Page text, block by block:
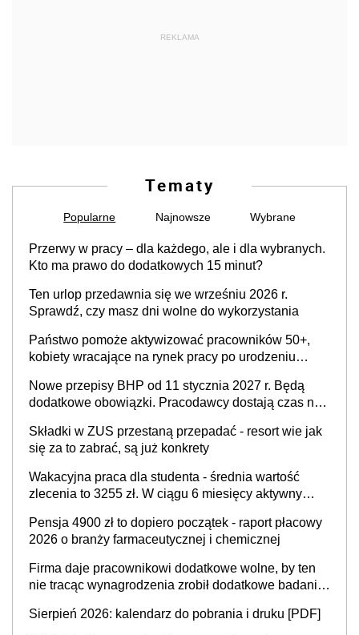
REKLAMA
Tematy
Popularne Najnowsze Wybrane
Przerwy w pracy – dla każdego, ale i dla wybranych.
Kto ma prawo do dodatkowych 15 minut?
Ten urlop przedawnia się we wrześniu 2026 r.
Sprawdź, czy masz dni wolne do wykorzystania
Państwo pomoże aktywizować pracowników 50+,
kobiety wracające na rynek pracy po urodzeniu
neuroatypowe. Powstanie Fundusz na rzecz
Inkluzywności w Zatrudnianiu?
Nowe przepisy BHP od 11 stycznia 2027 r. Będą
dodatkowe obowiązki. Pracodawcy dostają czas na
Składki w ZUS przestaną przepadać - resort wie jak
się za to zabrać, są już konkrety
Wakacyjna praca dla studenta - średnia wartość
zlecenia to 3255 zł. W ciągu 6 miesięcy aktywny
Pensja 4900 zł to dopiero początek - raport płacowy
2026 o branży farmaceutycznej i chemicznej
Firma daje pracownikowi dodatkowe wolne, by ten
nie tracąc wynagrodzenia zrobił dodatkowe badania.
Sierpień 2026: kalendarz do pobrania i druku [PDF]